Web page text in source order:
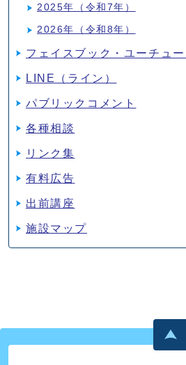
2025年（令和7年）
2026年（令和8年）
フェイスブック・ユーチュ
LINE（ライン）
パブリックコメント
各種相談
リンク集
有料広告
出前講座
施設マップ